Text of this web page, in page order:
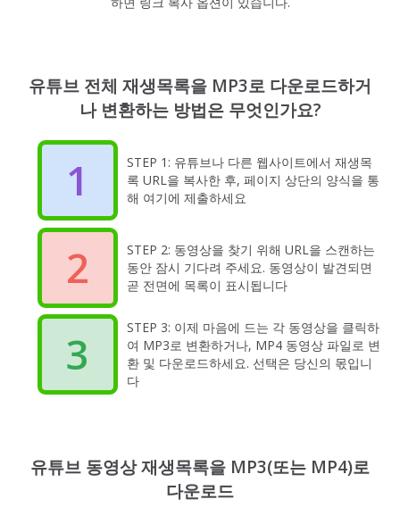
유튜브 전체 재생목록을 MP3로 다운로드하거
나 변환하는 방법은 무엇인가요?
1
STEP 1: 유튜브나 다른 웹사이트에서 재생목
록 URL을 복사한 후, 페이지 상단의 양식을 통
해 여기에 제출하세요
2
STEP 2: 동영상을 찾기 위해 URL을 스캔하는
동안 잠시 기다려 주세요. 동영상이 발견되면
곧 전면에 목록이 표시됩니다
3
STEP 3: 이제 마음에 드는 각 동영상을 클릭하
여 MP3로 변환하거나, MP4 동영상 파일로 변
환 및 다운로드하세요. 선택은 당신의 몫입니
다
유튜브 동영상 재생목록을 MP3(또는 MP4)로
다운로드